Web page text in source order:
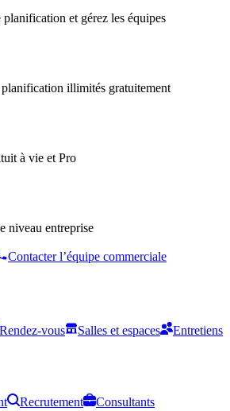
planification et gérez les équipes
illimités gratuitement
à vie et Pro
niveau entreprise
Contacter l’équipe commerciale
Rendez-vous Salles et espaces
Entretiens
Recrutement
Consultants